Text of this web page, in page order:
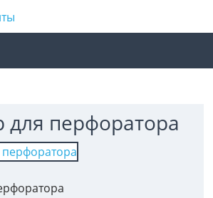
для перфоратора